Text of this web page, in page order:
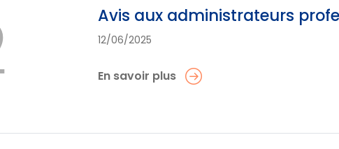
Avis aux administrateurs
12/06/2025
En savoir plus